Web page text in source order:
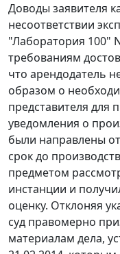
Доводы заявителя
несоответствии
"Лаборатория 100"
требованиям
что арендодатель
образом о
представителя для
уведомления о
были направлены
срок до
предметом
инстанции и
оценку. Отклоняя
суд правомерно
материалам дела,